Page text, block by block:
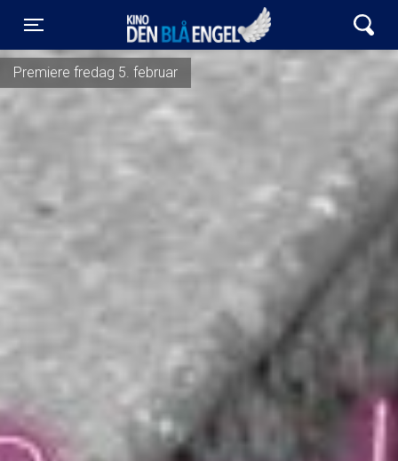
Toggle navigation
Kino Den Blå Engel
Premiere fredag 5. februar